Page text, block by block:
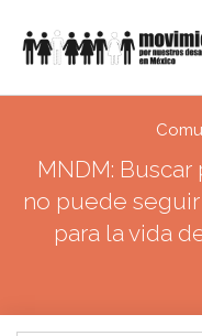
MNDM:
no puede
para la vida